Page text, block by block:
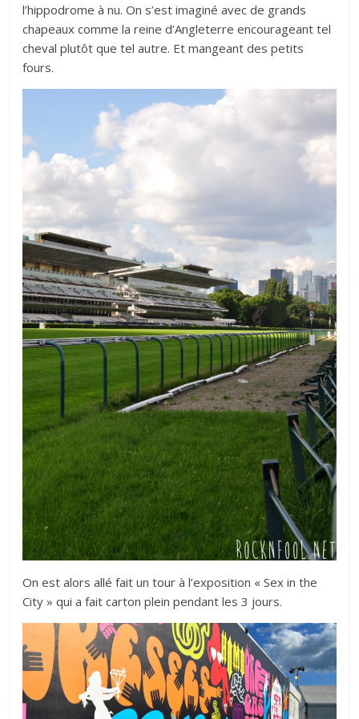
l’hippodrome à nu. On s’est imaginé avec de grands
chapeaux comme la reine d’Angleterre encourageant tel
cheval plutôt que tel autre. Et mangeant des petits
fours.
On est alors allé fait un tour à l’exposition « Sex in the
City » qui a fait carton plein pendant les 3 jours.